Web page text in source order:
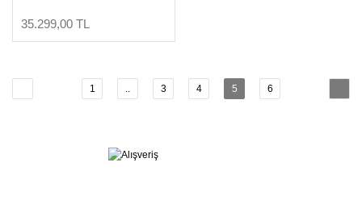
35.299,00 TL
1 3 4 5 6